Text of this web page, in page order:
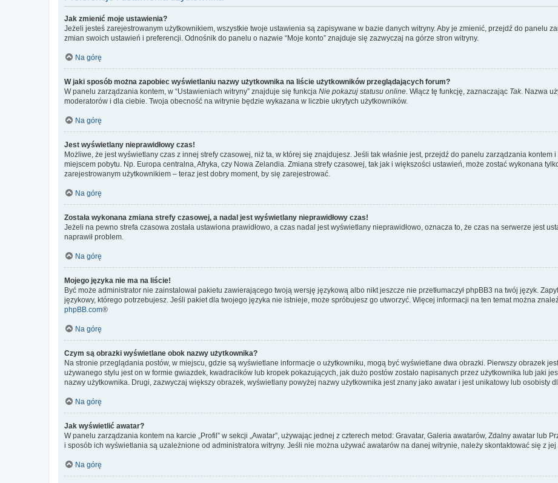
Jak zmienić moje ustawienia?
Jeżeli jesteś zarejestrowanym użytkownikiem, wszystkie twoje ustawienia są zapisywane w bazie danych witryny. Aby je zmienić, przejdź do panelu
zmian swoich ustawień i preferencji. Odnośnik do panelu o nazwie “Moje konto” znajduje się zazwyczaj na górze stron witryny.
Na górę
W jaki sposób można zapobiec wyświetlaniu nazwy użytkownika na liście użytkowników przeglądających forum?
W panelu zarządzania kontem, w “Ustawieniach witryny” znajduje się funkcja Nie pokazuj statusu online. Włącz tę funkcję, zaznaczając Tak. Nazwa
moderatorów i dla ciebie. Twoja obecność na witrynie będzie wykazana w liczbie ukrytych użytkowników.
Na górę
Jest wyświetlany nieprawidłowy czas!
Możliwe, że jest wyświetlany czas z innej strefy czasowej, niż ta, w której się znajdujesz. Jeśli tak właśnie jest, przejdź do panelu zarządzania kontem
miejscem pobytu. Np. Europa centralna, Afryka, czy Nowa Zelandia. Zmiana strefy czasowej, tak jak i większości ustawień, może zostać wykonana
zarejestrowanym użytkownikiem – teraz jest dobry moment, by się zarejestrować.
Na górę
Została wykonana zmiana strefy czasowej, a nadal jest wyświetlany nieprawidłowy czas!
Jeżeli na pewno strefa czasowa została ustawiona prawidłowo, a czas nadal jest wyświetlany nieprawidłowo, oznacza to, że czas na serwerze jest
naprawił problem.
Na górę
Mojego języka nie ma na liście!
Być może administrator nie zainstalował pakietu zawierającego twoją wersję językową albo nikt jeszcze nie przetłumaczył phpBB3 na twój język.
językowy, którego potrzebujesz. Jeśli pakiet dla twojego języka nie istnieje, może spróbujesz go utworzyć. Więcej informacji na ten temat można
phpBB.com®
Na górę
Czym są obrazki wyświetlane obok nazwy użytkownika?
Na stronie przeglądania postów, w miejscu, gdzie są wyświetlane informacje o użytkowniku, mogą być wyświetlane dwa obrazki. Pierwszy obrazek
używanego stylu jest on w formie gwiazdek, kwadracików lub kropek pokazujących, jak dużo postów zostało napisanych przez użytkownika lub jaki
nazwy użytkownika. Drugi, zazwyczaj większy obrazek, wyświetlany powyżej nazwy użytkownika jest znany jako awatar i jest unikatowy lub osobisty
Na górę
Jak wyświetlić awatar?
W panelu zarządzania kontem na karcie „Profil” w sekcji „Awatar”, używając jednej z czterech metod: Gravatar, Galeria awatarów, Zdalny awatar lub
i sposób ich wyświetlania są uzależnione od administratora witryny. Jeśli nie można używać awatarów na danej witrynie, należy skontaktować się z
Na górę